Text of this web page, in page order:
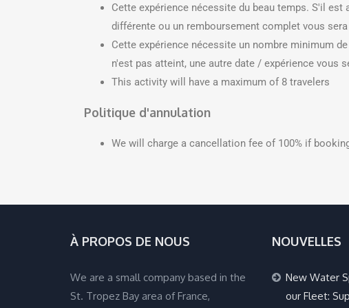
Cette expérience nécessite du beau temps. S'il est
différente ou un remboursement complet vous
Cette expérience nécessite un nombre minimum
n'est pas atteint, une autre date / expérience vous
This activity will have a maximum of 8 travelers
Politique d'annulation
We will charge a cancellation fee of 100% if
À PROPOS DE NOUS
We are a small company based in the
St. Tropez Bay area of France,
NOUVELLES
New Water
our Fleet: